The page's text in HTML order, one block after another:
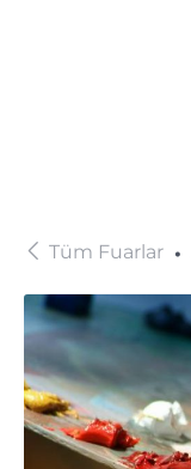
Tüm Fuarlar